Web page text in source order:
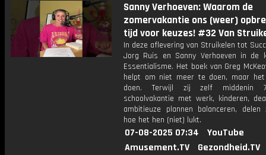
Sanny Verhoeven: Waarom de
zomervakantie ons (weer)
tijd voor keuzes! #32 Van
In deze aflevering van Struikelen tot
Jorg Ruis en Sanny Verhoeven in de
Essentialisme. Het boek van Greg
helpt om niet meer te doen, maar
doen. Terwijl zij zelf middenin
schoolvakantie met werk, kinderen,
ambitieuze plannen balanceren,
hoe het hen (niet) lukt.
07-08-2025 07:34
YouTube
Amusement.TV
Gezondheid.TV